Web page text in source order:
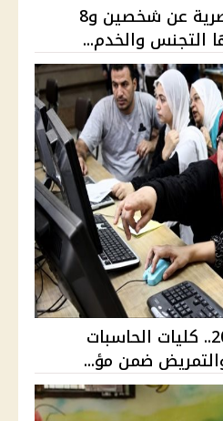
إسقاط الجنسية المصرية عن شخصين و8
التجنس والخدم...
تنسيق الجامعات 2026.. كليات الحاسبات
ضمن مؤ...